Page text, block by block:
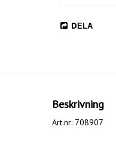
DELA
Beskrivning
Art.nr: 708907